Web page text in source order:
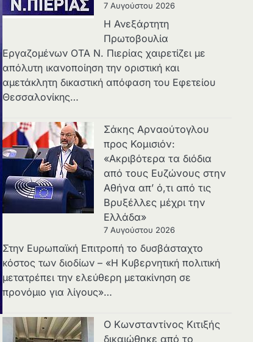
7 Αυγούστου 2026
Η Ανεξάρτητη
Πρωτοβουλία
Εργαζομένων ΟΤΑ Ν. Πιερίας χαιρετίζει με
απόλυτη ικανοποίηση την οριστική και
αμετάκλητη δικαστική απόφαση του Εφετείου
Θεσσαλονίκης…
Σάκης Αρναούτογλου
προς Κομισιόν:
«Ακριβότερα τα διόδια
από τους Ευζώνους στην
Αθήνα απ’ ό,τι από τις
Βρυξέλλες μέχρι την
Ελλάδα»
7 Αυγούστου 2026
Στην Ευρωπαϊκή Επιτροπή το δυσβάσταχτο
κόστος των διοδίων – «Η Κυβερνητική πολιτική
μετατρέπει την ελεύθερη μετακίνηση σε
προνόμιο για λίγους»…
Ο Κωνσταντίνος Κιτιξής
δικαιώθηκε από το